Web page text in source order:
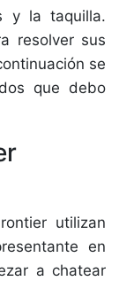
y la taquilla.
resolver sus
se
que debo
utilizan
en
a chatear